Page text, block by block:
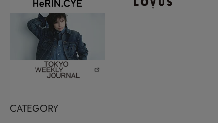
CATEGORY